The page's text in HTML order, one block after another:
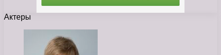
Актеры